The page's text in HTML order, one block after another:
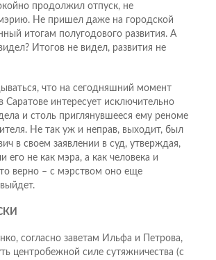
продолжил отпуск, не
Не пришел даже на городской
итогам полугодового развития. А
Итогов не видел, развития не
что на сегодняшний момент
Саратове интересует исключительно
и столь приглянувшееся ему реноме
Не так уж и неправ, выходит, был
в своем заявлении в суд, утверждая,
его не как мэра, а как человека и
верно – с мэрством оно еще
согласно заветам Ильфа и Петрова,
центробежной силе сутяжничества (с